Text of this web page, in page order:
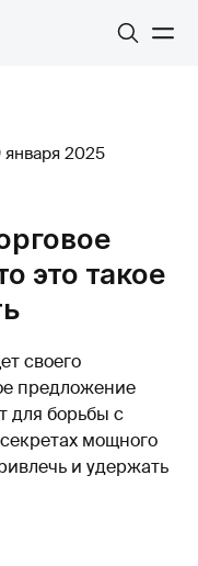
января 2025
это такое
своего
предложение
для борьбы с
мощного
и удержать